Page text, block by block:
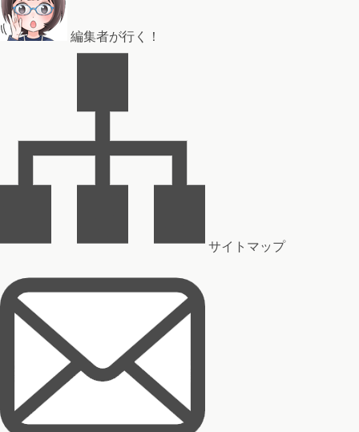
編集者が行く！
サイトマップ